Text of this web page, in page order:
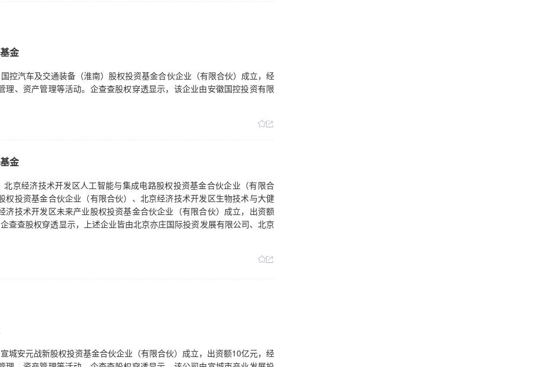
金
控汽车及交通装备（淮南）股权投资基金合伙企业（有限合伙）成立，经
、资产管理等活动。企查查股权穿透显示，该企业由安徽国控投资有限
金
京经济技术开发区人工智能与集成电路股权投资基金合伙企业（有限合
投资基金合伙企业（有限合伙）、北京经济技术开发区生物技术与大健
济技术开发区未来产业股权投资基金合伙企业（有限合伙）成立，出资额
查查股权穿透显示，上述企业皆由北京亦庄国际投资发展有限公司、北京
城安元战新股权投资基金合伙企业（有限合伙）成立，出资额10亿元，经